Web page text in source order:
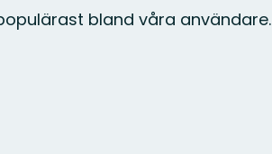
bland våra användare.